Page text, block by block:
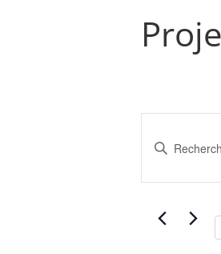
et
de
vues
Saisir
mot-
Évènements